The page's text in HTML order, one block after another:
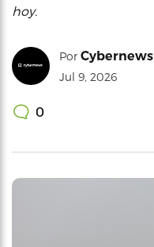
hoy.
Por Cybernews
Jul 9, 2026
0